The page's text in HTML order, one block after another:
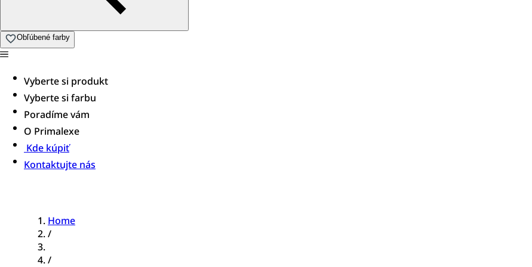
Obľúbené farby
Vyberte si produkt
Vyberte si farbu
Poradíme vám
O Primalexe
Kde kúpiť
Kontaktujte nás
Home
/
/